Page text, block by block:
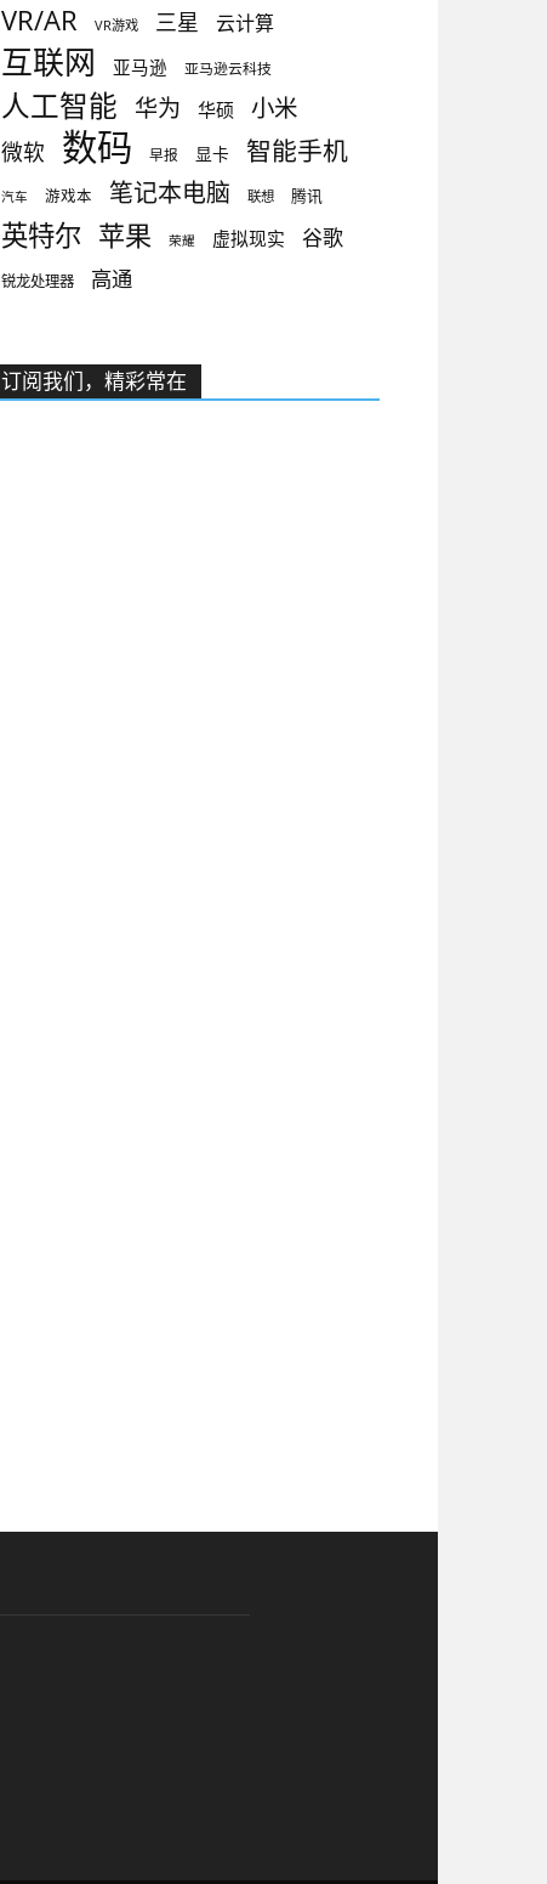
VR/AR VR游戏 三星 云计算
互联网 亚马逊 亚马逊云科技
人工智能 华为 华硕 小米
微软 数码 早报 显卡 智能手机
汽车 游戏本 笔记本电脑 联想 腾讯
英特尔 苹果 荣耀 虚拟现实 谷歌
锐龙处理器 高通
订阅我们，精彩常在